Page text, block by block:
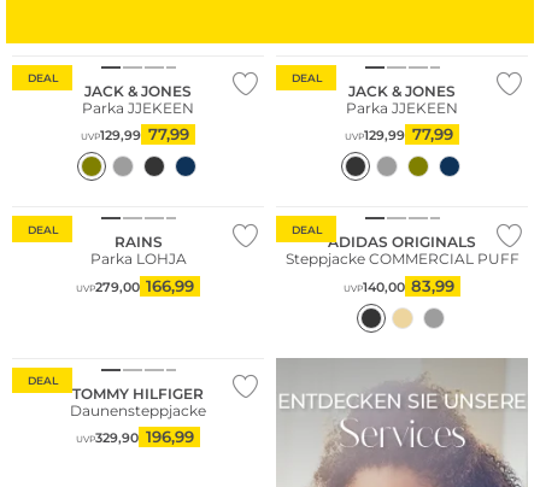
DEAL
JACK & JONES
Parka JJEKEEN
UVP129,99 77,99
DEAL
JACK & JONES
Parka JJEKEEN
UVP129,99 77,99
DEAL
RAINS
Parka LOHJA
UVP279,00 166,99
DEAL
Nachhaltig
ADIDAS ORIGINALS
Steppjacke COMMERCIAL PUFF
UVP140,00 83,99
DEAL
TOMMY HILFIGER
Daunensteppjacke
UVP329,90 196,99